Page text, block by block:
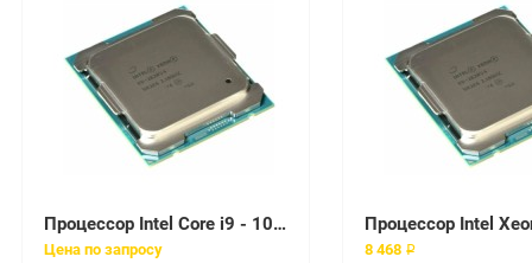
Процессор Intel Core i9 - 10940X BOX (без кулера) (BX8069510940X)
Цена по запросу 8 468 ₽